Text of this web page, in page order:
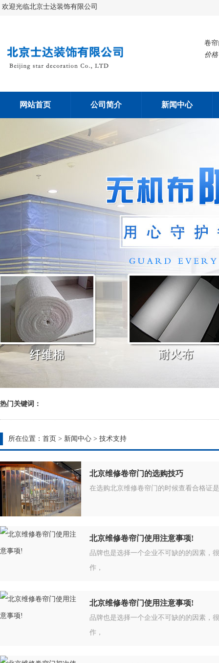
欢迎光临北京士达装饰有限公司
卷
价
网站首页 公司简介 新闻中心
热门关键词：
所在位置： 首页 > 新闻中心 > 技术支持
北京维修卷帘门的选购技巧
在选购北京维修卷帘门的时候查看合格证
北京维修卷帘门使用注意事项!
品牌也是选择一个企业不可缺的的因素，
作，
北京维修卷帘门使用注意事项!
品牌也是选择一个企业不可缺的的因素，
作，